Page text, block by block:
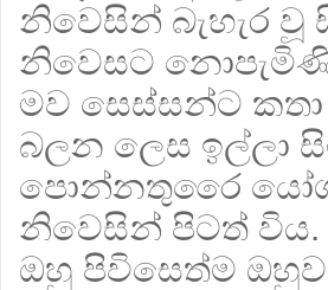
නිවෙසින් බැහැර වූ
නිවෙසට
මව සෙස්සන්ට
බලන ලෙස ඉල්ලා
පොන්නතුරෛ
නිවෙසින් පිටත් විය.
ඔහු පිවිසෙත්ම ඔහුව